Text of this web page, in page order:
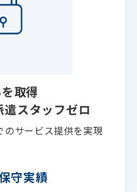
取得
遣スタッフゼロ
のサービス提供を実現
守実績